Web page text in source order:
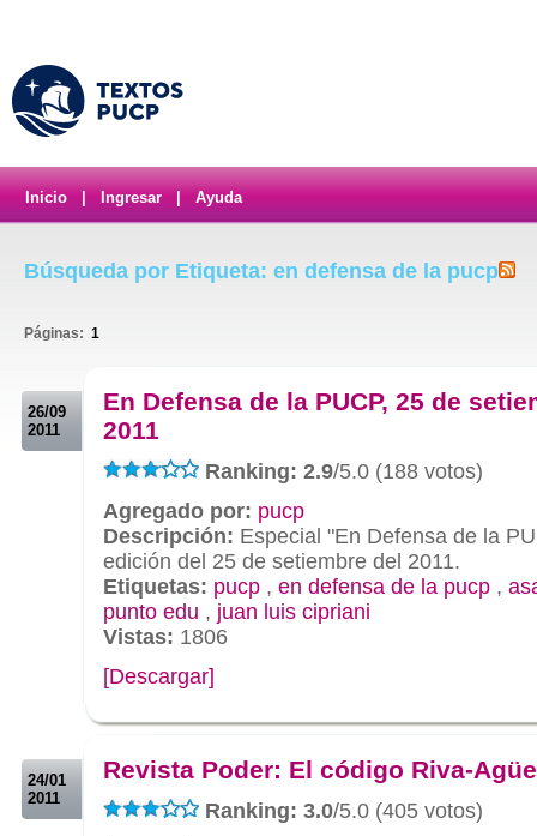
Inicio Ingresar Ayuda
Búsqueda por Etiqueta: en defensa de la pucp
Páginas: 1
26/09
2011
En Defensa de la PUCP, 25 de
2011
Ranking: 2.9/5.0 (188 votos)
Agregado por: pucp
Descripción: Especial "En Defensa de la
edición del 25 de setiembre del 2011.
Etiquetas: pucp , en defensa de la pucp ,
punto edu , juan luis cipriani
Vistas: 1806
[Descargar]
24/01
2011
Revista Poder: El código Riva-
Ranking: 3.0/5.0 (405 votos)